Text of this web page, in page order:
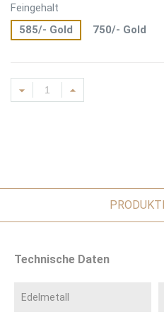
Feingehalt
585/- Gold
750/- Gold
Technische Daten
Edelmetall